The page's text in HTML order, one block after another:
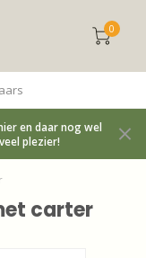
0
en daar nog wel
plezier!
carter